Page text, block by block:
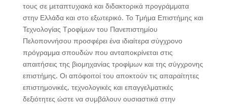
τους σε μεταπτυχιακά και διδακτορικά προγράμματα
στην Ελλάδα και στο εξωτερικό. Το Τμήμα Επιστήμης και
Τεχνολογίας Τροφίμων του Πανεπιστημίου
Πελοποννήσου προσφέρει ένα ιδιαίτερα σύγχρονο
πρόγραμμα σπουδών που ανταποκρίνεται στις
απαιτήσεις της βιομηχανίας τροφίμων και της σύγχρονης
επιστήμης. Οι απόφοιτοί του αποκτούν τις απαραίτητες
επιστημονικές, τεχνολογικές και επαγγελματικές
δεξιότητες ώστε να συμβάλουν ουσιαστικά στην